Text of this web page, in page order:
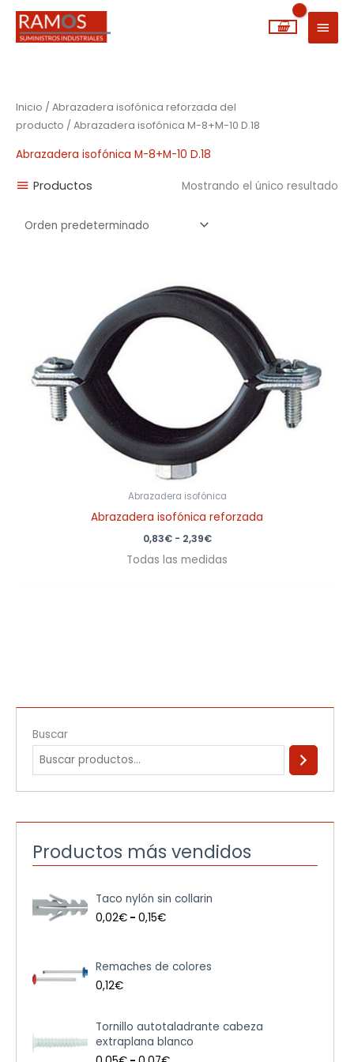
MENÚ
Buscar
Productos más vendidos
Taco nylón sin collarin
0,02€ - 0,15€
a
n
d
e
c
Remaches de colores
0,12€
Tornillo autotaladrante cabeza
extraplana blanco
R
a
Inicio / Abrazadera isofónica reforzada del
producto / Abrazadera isofónica M-8+M-10 D.18
Abrazadera isofónica M-8+M-10 D.18
Productos Mostrando el único resultado
Abrazadera isofónica
Abrazadera isofónica reforzada
0,83€ - 2,39€
de
precios:
desde
0,83€
hasta
2,39€
Todas las medidas